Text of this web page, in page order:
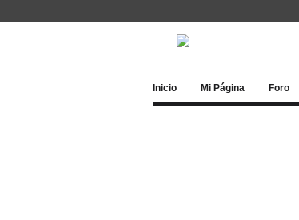
Inicio Mi Página Foro